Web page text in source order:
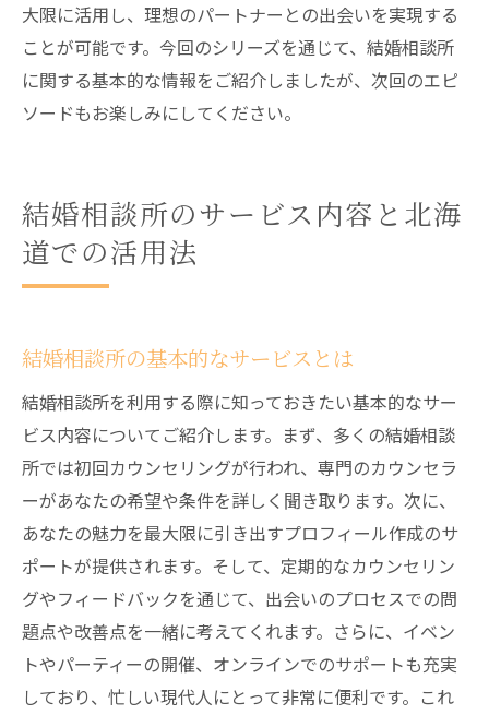
大限に活用し、理想のパートナーとの出会いを実現する
ことが可能です。今回のシリーズを通じて、結婚相談所
に関する基本的な情報をご紹介しましたが、次回のエピ
ソードもお楽しみにしてください。
結婚相談所のサービス内容と北海
道での活用法
結婚相談所の基本的なサービスとは
結婚相談所を利用する際に知っておきたい基本的なサー
ビス内容についてご紹介します。まず、多くの結婚相談
所では初回カウンセリングが行われ、専門のカウンセラ
ーがあなたの希望や条件を詳しく聞き取ります。次に、
あなたの魅力を最大限に引き出すプロフィール作成のサ
ポートが提供されます。そして、定期的なカウンセリン
グやフィードバックを通じて、出会いのプロセスでの問
題点や改善点を一緒に考えてくれます。さらに、イベン
トやパーティーの開催、オンラインでのサポートも充実
しており、忙しい現代人にとって非常に便利です。これ